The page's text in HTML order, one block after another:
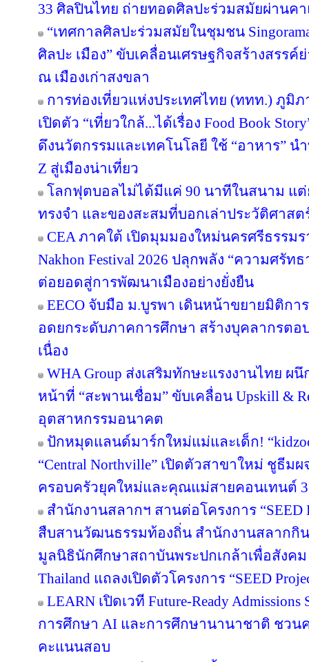
33 ศิลปินไทย ถ่ายทอดศิลปะร่วมสมัยผ่านคา
“เทศกาลศิลปะร่วมสมัยในชุมชน
ศิลปะ เมือง” ขับเคลื่อนเศรษฐกิจสร้างสรรค์
ณ เมืองเก่าสงขลา
การท่องเที่ยวแห่งประเทศไทย (ททท.) ภูมิ
เปิดตัว “เที่ยวใกล้...ได้เรื่อง Food Book
ดึงนวัตกรรมและเทคโนโลยี ใช้ “อาหาร” นำ
Z สู่เมืองน่าเที่ยว
โลกฟุตบอลไม่ได้มีแค่ 90 นาทีในสนาม แต่
ทรงจำ และของสะสมที่บอกเล่าประวัติศาส
CEA ภาคใต้ เปิดมุมมองใหม่นครศรีธรรมร
Nakhon Festival 2026 ปลุกพลัง “ความศรัท
ต่อยอดสู่การพัฒนาเมืองอย่างยั่งยืน
EECO จับมือ ม.บูรพา เดินหน้าขยายมิติก
อดยกระดับภาคการศึกษา สร้างบุคลากรต
เนื่อง
WHA Group ส่งเสริมทักษะแรงงานไทย ผ
หน้าที่ “สะพานเชื่อม” ขับเคลื่อน Upskill &
อุตสาหกรรมอนาคต
ปักหมุดแลนด์มาร์กใหม่แม่และเด็ก!
“Central Northville” เปิดตัวสาขาใหม่ ชูธีม
ครอบครัวยุคใหม่และคุณแม่สายคอนเทนต์
สำนักงานสลากฯ สานต่อโครงการ “SEED
สืบสานวัฒนธรรมท้องถิ่น สำนักงานสลากกิน
มูลนิธินักศึกษาสถาบันพระปกเกล้าเพื่อสังคม
Thailand แถลงเปิดตัวโครงการ “SEED
LEARN เปิดเวที Future-Ready
การศึกษา AI และการศึกษานานาชาติ ชวน
คะแนนสอบ